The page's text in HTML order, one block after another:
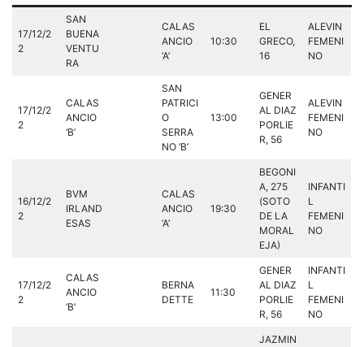
17/12/2
2
SAN
BUENA
VENTU
RA
CALAS
ANCIO
‘A’
10:30
EL
GRECO,
16
ALEVIN
FEMENI
NO
17/12/2
2
CALAS
ANCIO
‘B’
SAN
PATRICI
O
SERRA
NO ‘B’
13:00
GENER
AL DIAZ
PORLIE
R, 56
ALEVIN
FEMENI
NO
16/12/2
2
BVM
IRLAND
ESAS
CALAS
ANCIO
‘A’
19:30
BEGONI
A, 275
(SOTO
DE LA
MORAL
EJA)
INFANTI
L
FEMENI
NO
17/12/2
2
CALAS
ANCIO
‘B’
BERNA
DETTE
11:30
GENER
AL DIAZ
PORLIE
R, 56
INFANTI
L
FEMENI
NO
JAZMIN